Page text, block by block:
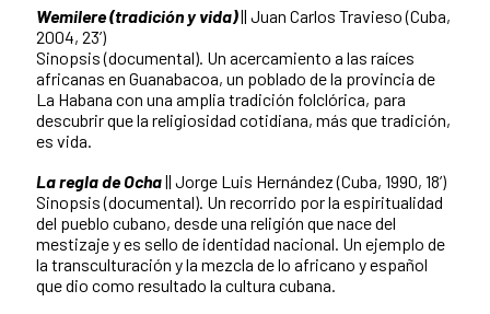
Wemilere (tradición y vida)|| Juan Carlos Travieso (Cuba,
2004, 23’)
Sinopsis (documental). Un acercamiento a las raíces
africanas en Guanabacoa, un poblado de la provincia de
La Habana con una amplia tradición folclórica, para
descubrir que la religiosidad cotidiana, más que tradición,
es vida.
La regla de Ocha|| Jorge Luis Hernández (Cuba, 1990, 18’)
Sinopsis (documental). Un recorrido por la espiritualidad
del pueblo cubano, desde una religión que nace del
mestizaje y es sello de identidad nacional. Un ejemplo de
la transculturación y la mezcla de lo africano y español
que dio como resultado la cultura cubana.